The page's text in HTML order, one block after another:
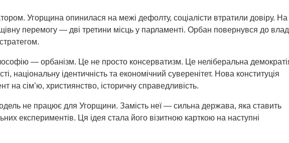
Угорщина опинилася на межі дефолту, соціалісти втратили довіру. На
перемогу — дві третини місць у парламенті. Орбан повернувся до
— орбанізм. Це не просто консерватизм. Це неліберальна
національну ідентичність та економічний суверенітет. Нова конституція
на сім’ю, християнство, історичну справедливість.
не працює для Угорщини. Замість неї — сильна держава, яка ставить
експериментів. Ця ідея стала його візитною карткою на наступні